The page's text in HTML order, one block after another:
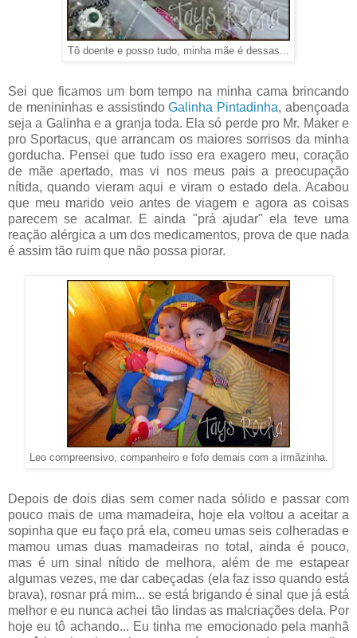
Tô doente e posso tudo, minha mãe é dessas...
Sei que ficamos um bom tempo na minha cama brincando
de menininhas e assistindoGalinha Pintadinha, abençoada
seja a Galinha e a granja toda. Ela só perde pro Mr. Maker e
pro Sportacus, que arrancam os maiores sorrisos da minha
gorducha. Pensei que tudo isso era exagero meu, coração
de mãe apertado, mas vi nos meus pais a preocupação
nítida, quando vieram aqui e viram o estado dela. Acabou
que meu marido veio antes de viagem e agora as coisas
parecem se acalmar. E ainda "prá ajudar" ela teve uma
reação alérgica a um dos medicamentos, prova de que nada
é assim tão ruim que não possa piorar.
Leo compreensivo, companheiro e fofo demais com a irmãzinha.
Depois de dois dias sem comer nada sólido e passar com
pouco mais de uma mamadeira, hoje ela voltou a aceitar a
sopinha que eu faço prá ela, comeu umas seis colheradas e
mamou umas duas mamadeiras no total, ainda é pouco,
mas é um sinal nítido de melhora, além de me estapear
algumas vezes, me dar cabeçadas (ela faz isso quando está
brava), rosnar prá mim... se está brigando é sinal que já está
melhor e eu nunca achei tão lindas as malcriações dela. Por
hoje eu tô achando... Eu tinha me emocionado pela manhã